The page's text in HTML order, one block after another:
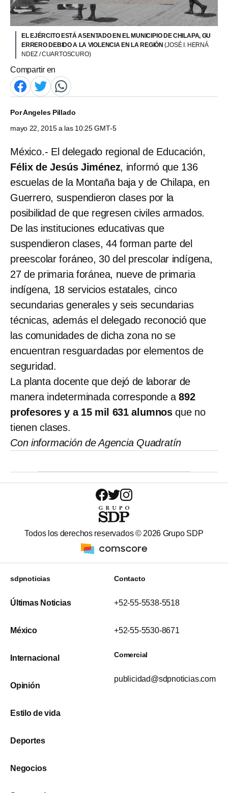
EL EJÉRCITO ESTÁ ASENTADO EN EL MUNICIPIO DE CHILAPA, GU
ERRERO DEBIDO A LA VIOLENCIA EN LA REGIÓN(JOSÉ I. HERNÁ
NDEZ / CUARTOSCURO)
Compartir en
PorAngeles Pillado
mayo 22, 2015 a las 10:25 GMT-5
México.- El delegado regional de Educación,
Félix de Jesús Jiménez, informó que 136
escuelas de la Montaña baja y de Chilapa, en
Guerrero, suspendieron clases por la
posibilidad de que regresen civiles armados.
De las instituciones educativas que
suspendieron clases, 44 forman parte del
preescolar foráneo, 30 del prescolar indígena,
27 de primaria foránea, nueve de primaria
indígena, 18 servicios estatales, cinco
secundarias generales y seis secundarias
técnicas, además el delegado reconoció que
las comunidades de dicha zona no se
encuentran resguardadas por elementos de
seguridad.
La planta docente que dejó de laborar de
manera indeterminada corresponde a892
profesores y a 15 mil 631 alumnos que no
tienen clases.
Con información de Agencia Quadratín
Todos los derechos reservados © 2026 Grupo SDP
sdpnoticias
Últimas Noticias
México
Internacional
Opinión
Estilo de vida
Deportes
Negocios
Contacto
+52-55-5538-5518
+52-55-5530-8671
Comercial
publicidad@sdpnoticias.com